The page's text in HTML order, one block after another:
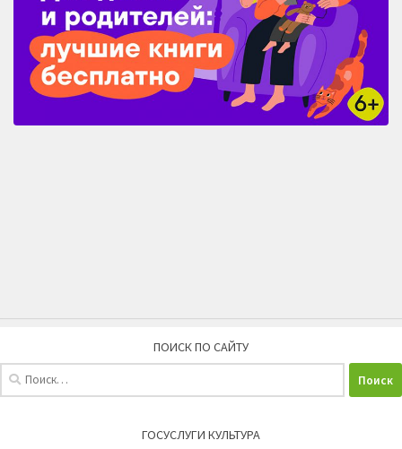
ПОИСК ПО САЙТУ
ГОСУСЛУГИ КУЛЬТУРА